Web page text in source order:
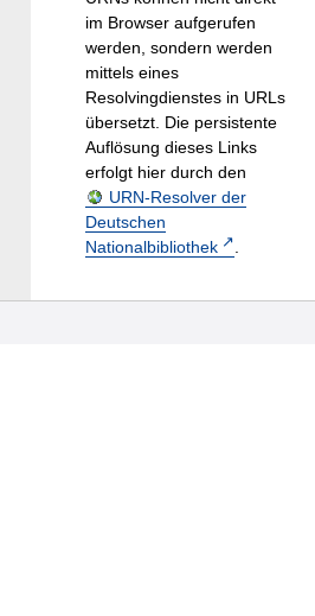
im Browser aufgerufen
werden, sondern werden
mittels eines
Resolvingdienstes in URLs
übersetzt. Die persistente
Auflösung dieses Links
erfolgt hier durch den
URN-Resolver der
Deutschen
Nationalbibliothek
.